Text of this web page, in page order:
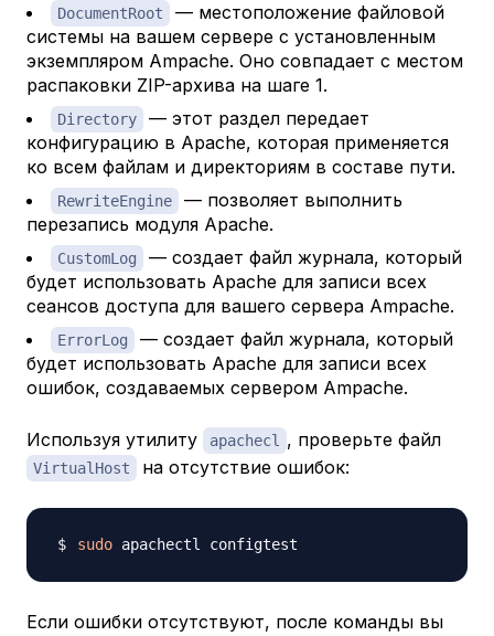
DocumentRoot
— местоположение файловой
системы на вашем сервере с установленным
экземпляром Ampache. Оно совпадает с местом
распаковки ZIP-архива на шаге 1.
Directory
— этот раздел передает
конфигурацию в Apache, которая применяется
ко всем файлам и директориям в составе пути.
RewriteEngine
— позволяет выполнить
перезапись модуля Apache.
CustomLog
— создает файл журнала, который
будет использовать Apache для записи всех
сеансов доступа для вашего сервера Ampache.
ErrorLog
— создает файл журнала, который
будет использовать Apache для записи всех
ошибок, создаваемых сервером Ampache.
Используя утилиту apachecl , проверьте файл
VirtualHost на отсутствие ошибок:
sudo
Если ошибки отсутствуют, после команды вы